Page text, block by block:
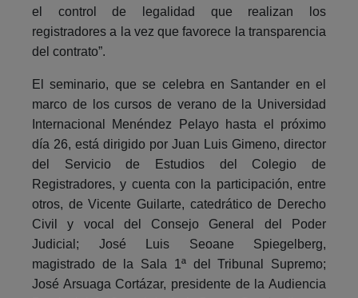
el control de legalidad que realizan los
registradores a la vez que favorece la transparencia
del contrato”.
El seminario, que se celebra en Santander en el
marco de los cursos de verano de la Universidad
Internacional Menéndez Pelayo hasta el próximo
día 26, está dirigido por Juan Luis Gimeno, director
del Servicio de Estudios del Colegio de
Registradores, y cuenta con la participación, entre
otros, de Vicente Guilarte, catedrático de Derecho
Civil y vocal del Consejo General del Poder
Judicial; José Luis Seoane Spiegelberg,
magistrado de la Sala 1ª del Tribunal Supremo;
José Arsuaga Cortázar, presidente de la Audiencia